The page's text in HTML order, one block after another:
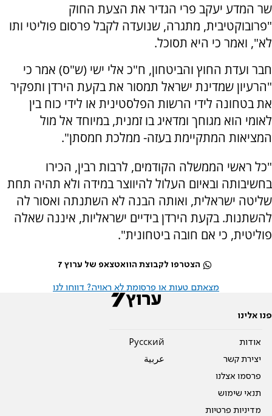
שר המדע יעקב פרי הגדיר את הצעת החוק
"פרובוקטיבית, מתגרה, שנועדה לקבל פרסום פוליטי ותו
לא", ואמר כי היא תסוכל.
חבר ועדת החוץ והביטחון, ח"כ אלי ישי (ש"ס) אמר כי
"הרעיון שמדינת ישראל תמסור את בקעת הירדן ותפקיר
את בטחונה לידי הרשות הפלסטינית או לידי כוח בין
לאומי הוא מגוחך ומדאיג בו זמנית, במיוחד אל מול
המציאות המתקיימת בעזה- ממלכת חמסתן".
"כל ראשי הממשלה הקודמים, לרבות רבין, הכירו
בחשיבותה ובאיום העלול להיווצר במידה ולא תהיה תחת
שליטה ישראלית, ואותה הבנה לא השתנתה ואסור לה
להשתנות. בקעת הירדן בידיים ישראליות, איננה שאלה
פוליטית, כי אם חובה ביטחונית".
הצטרפו לקבוצת הוואטצאפ של ערוץ 7
מצאתם טעות או פרסומת לא ראויה? דווחו לנו
פנו אלינו
אודות
יצירת קשר
פרסמו אצלנו
תנאי שימוש
מדיניות פרטיות
Pусский
عربية